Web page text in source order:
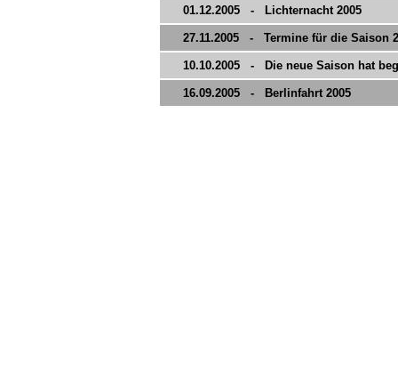
01.12.2005 - Lichternacht 2005
27.11.2005 - Termine für die Saison
10.10.2005 - Die neue Saison hat
16.09.2005 - Berlinfahrt 2005